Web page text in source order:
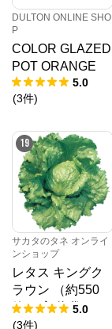
DULTON ONLINE SHO
P
COLOR GLAZED
POT ORANGE
5.0
(3件)
19
サカタのタネ オンライ
ンショップ
レタス キングク
ラウン （約550
粒） 実咲 袋5.0
(3件)